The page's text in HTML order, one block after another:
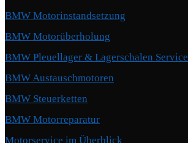
BMW Motorinstandsetzung
BMW Motorüberholung
BMW Pleuellager & Lagerschalen Service
BMW Austauschmotoren
BMW Steuerketten
BMW Motorreparatur
Motorservice im Überblick